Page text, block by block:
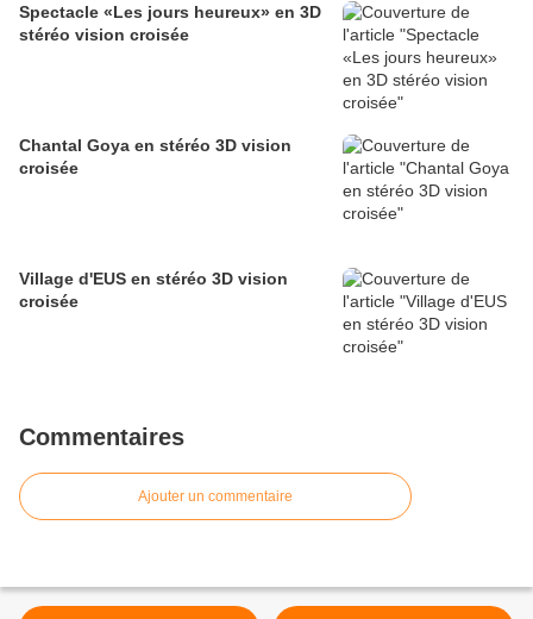
Spectacle «Les jours heureux» en 3D
stéréo vision croisée
Chantal Goya en stéréo 3D vision
croisée
Village d'EUS en stéréo 3D vision
croisée
Commentaires
Ajouter un commentaire